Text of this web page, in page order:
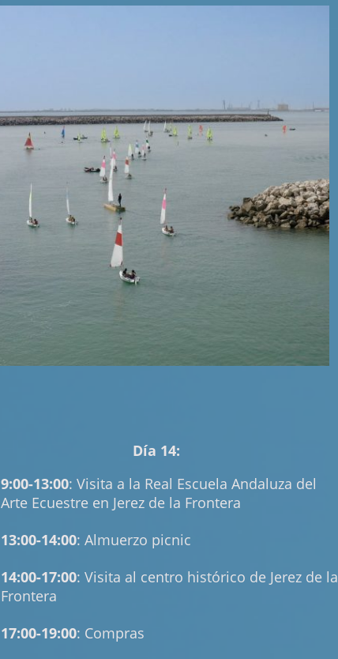
Día 14:
9:00-13:00: Visita a la Real Escuela Andaluza del
Arte Ecuestre en Jerez de la Frontera
13:00-14:00: Almuerzo picnic
14:00-17:00: Visita al centro histórico de Jerez de la
Frontera
17:00-19:00: Compras